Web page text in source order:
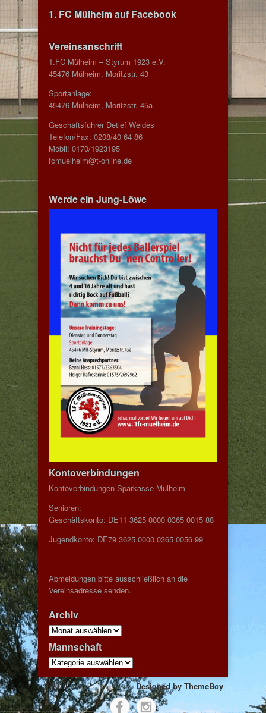
1. FC Mülheim auf Facebook
Vereinsanschrift
1.FC Mülheim – Styrum 1923 e.V.
45476 Mülheim, Moritzstr. 43
Sportanlage:
45476 Mülheim, Moritzstr. 45a
Geschäftsführer Detlef Weides
Telefon/Fax: 0208/40 64 86
Mobil: 0170/1923195
fcmuelheim@t-online.de
Werde ein Jung-Löwe
Kontoverbindungen
Kontoverbindungen Sparkasse Mülheim
Senioren:
Geschäftskonto: DE11 3625 0000 0365 0015 88
Jugendkonto: DE79 3625 0000 0365 0056 99
Abmeldungen bitte ausschließlich an die
Vereinsadresse senden.
Archiv
Archiv
Mannschaft
Mannschaft
© 2014 Designed by ThemeBoy